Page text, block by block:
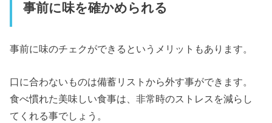
事前に味を確かめられる
事前に味のチェクができるというメリットもあります。
口に合わないものは備蓄リストから外す事ができます。
食べ慣れた美味しい食事は、非常時のストレスを減らし
てくれる事でしょう。